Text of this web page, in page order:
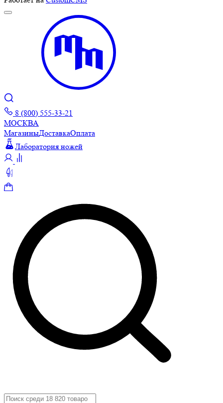
8 (800) 555-33-21
МОСКВА
МагазиныДоставкаОплата
Лаборатория ножей